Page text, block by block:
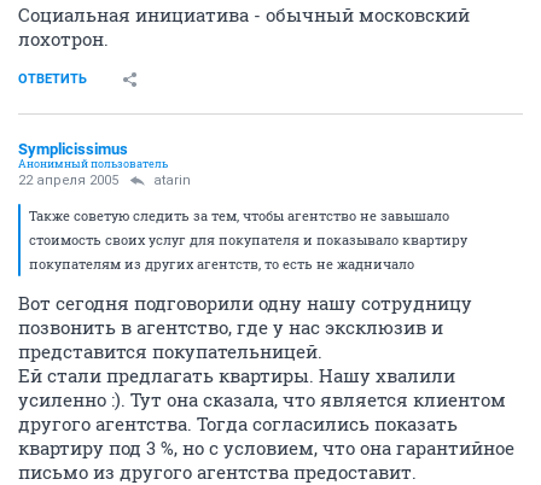
Социальная инициатива - обычный московский
лохотрон.
ОТВЕТИТЬ
Symplicissimus
Анонимный пользователь
22 апреля 2005 atarin
Также советую следить за тем, чтобы агентство не завышало
стоимость своих услуг для покупателя и показывало квартиру
покупателям из других агентств, то есть не жадничало
Вот сегодня подговорили одну нашу сотрудницу
позвонить в агентство, где у нас эксклюзив и
представится покупательницей.
Ей стали предлагать квартиры. Нашу хвалили
усиленно :). Тут она сказала, что является клиентом
другого агентства. Тогда согласились показать
квартиру под 3 %, но с условием, что она гарантийное
письмо из другого агентства предоставит.